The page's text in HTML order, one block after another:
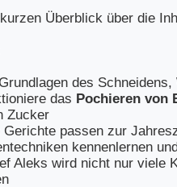
Überblick über die
des
das Pochieren von
Zucker
Gerichte passen zur
kennenlernen
Aleks wird nicht nur viele